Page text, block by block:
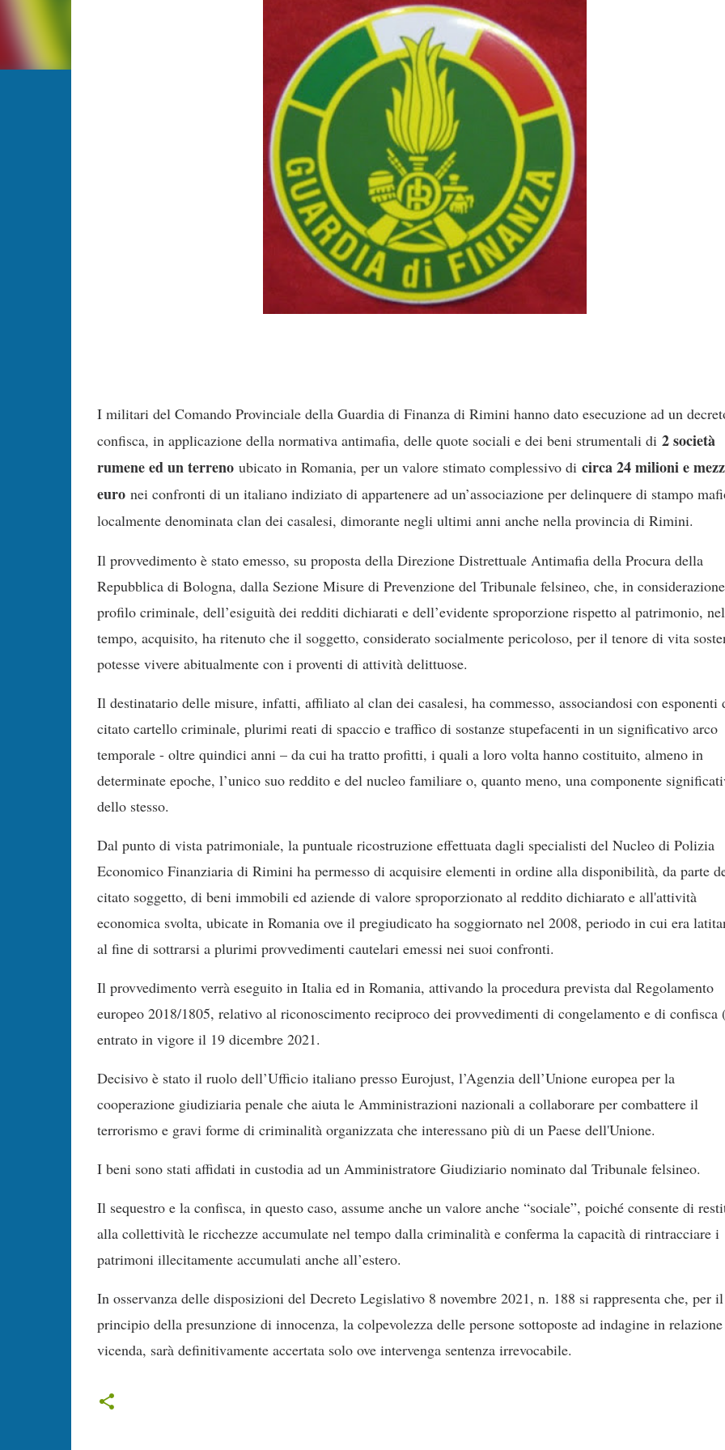
I militari del Comando Provinciale della Guardia di Finanza di Rimini hanno dato esecuzione ad un
confisca, in applicazione della normativa antimafia, delle quote sociali e dei beni strumentali di 2 società
rumene ed un terreno ubicato in Romania, per un valore stimato complessivo di circa 24 milioni e
euro nei confronti di un italiano indiziato di appartenere ad un’associazione per delinquere di stampo
localmente denominata clan dei casalesi, dimorante negli ultimi anni anche nella provincia di Rimini.
Il provvedimento è stato emesso, su proposta della Direzione Distrettuale Antimafia della Procura della
Repubblica di Bologna, dalla Sezione Misure di Prevenzione del Tribunale felsineo, che, in
profilo criminale, dell’esiguità dei redditi dichiarati e dell’evidente sproporzione rispetto al patrimonio, nel
tempo, acquisito, ha ritenuto che il soggetto, considerato socialmente pericoloso, per il tenore di vita
potesse vivere abitualmente con i proventi di attività delittuose.
Il destinatario delle misure, infatti, affiliato al clan dei casalesi, ha commesso, associandosi con esponenti
citato cartello criminale, plurimi reati di spaccio e traffico di sostanze stupefacenti in un significativo arco
temporale - oltre quindici anni – da cui ha tratto profitti, i quali a loro volta hanno costituito, almeno in
determinate epoche, l’unico suo reddito e del nucleo familiare o, quanto meno, una componente
dello stesso.
Dal punto di vista patrimoniale, la puntuale ricostruzione effettuata dagli specialisti del Nucleo di Polizia
Economico Finanziaria di Rimini ha permesso di acquisire elementi in ordine alla disponibilità, da parte
citato soggetto, di beni immobili ed aziende di valore sproporzionato al reddito dichiarato e all'attività
economica svolta, ubicate in Romania ove il pregiudicato ha soggiornato nel 2008, periodo in cui era
al fine di sottrarsi a plurimi provvedimenti cautelari emessi nei suoi confronti.
Il provvedimento verrà eseguito in Italia ed in Romania, attivando la procedura prevista dal Regolamento
europeo 2018/1805, relativo al riconoscimento reciproco dei provvedimenti di congelamento e di confisca
entrato in vigore il 19 dicembre 2021.
Decisivo è stato il ruolo dell’Ufficio italiano presso Eurojust, l’Agenzia dell’Unione europea per la
cooperazione giudiziaria penale che aiuta le Amministrazioni nazionali a collaborare per combattere il
terrorismo e gravi forme di criminalità organizzata che interessano più di un Paese dell'Unione.
I beni sono stati affidati in custodia ad un Amministratore Giudiziario nominato dal Tribunale felsineo.
Il sequestro e la confisca, in questo caso, assume anche un valore anche “sociale”, poiché consente di
alla collettività le ricchezze accumulate nel tempo dalla criminalità e conferma la capacità di rintracciare i
patrimoni illecitamente accumulati anche all’estero.
In osservanza delle disposizioni del Decreto Legislativo 8 novembre 2021, n. 188 si rappresenta che, per il
principio della presunzione di innocenza, la colpevolezza delle persone sottoposte ad indagine in
vicenda, sarà definitivamente accertata solo ove intervenga sentenza irrevocabile.